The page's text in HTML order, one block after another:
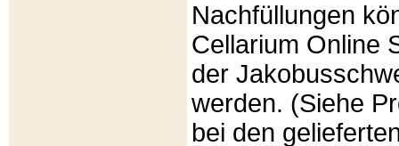
Nachfüllungen
Cellarium Online
der
werden. (Siehe
bei den